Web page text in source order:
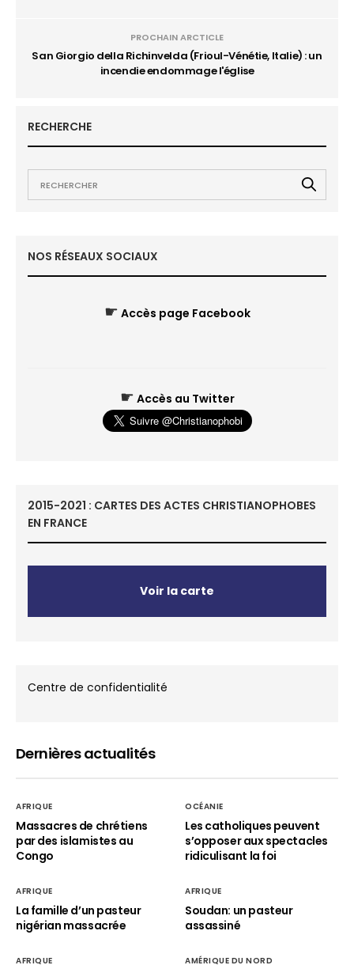
PROCHAIN ARCTICLE
San Giorgio della Richinvelda (Frioul-Vénétie, Italie) : un
incendie endommage l'église
RECHERCHE
NOS RÉSEAUX SOCIAUX
☛ Accès page Facebook
☛ Accès au Twitter
2015-2021 : CARTES DES ACTES CHRISTIANOPHOBES
EN FRANCE
Voir la carte
Centre de confidentialité
Dernières actualités
AFRIQUE
Massacres de chrétiens
par des islamistes au
Congo
OCÉANIE
Les catholiques peuvent
s’opposer aux spectacles
ridiculisant la foi
AFRIQUE
La famille d’un pasteur
nigérian massacrée
AFRIQUE
Soudan: un pasteur
assassiné
AFRIQUE AMÉRIQUE DU NORD